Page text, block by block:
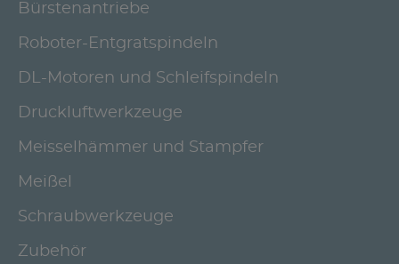
Bürstenantriebe
Roboter-Entgratspindeln
DL-Motoren und Schleifspindeln
Druckluftwerkzeuge
Meisselhämmer und Stampfer
Meißel
Schraubwerkzeuge
Zubehör